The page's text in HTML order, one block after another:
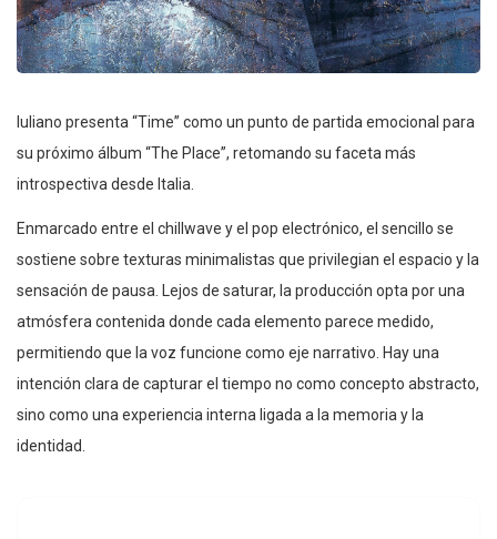
Iuliano presenta “Time” como un punto de partida emocional para
su próximo álbum “The Place”, retomando su faceta más
introspectiva desde Italia.
Enmarcado entre el chillwave y el pop electrónico, el sencillo se
sostiene sobre texturas minimalistas que privilegian el espacio y la
sensación de pausa. Lejos de saturar, la producción opta por una
atmósfera contenida donde cada elemento parece medido,
permitiendo que la voz funcione como eje narrativo. Hay una
intención clara de capturar el tiempo no como concepto abstracto,
sino como una experiencia interna ligada a la memoria y la
identidad.